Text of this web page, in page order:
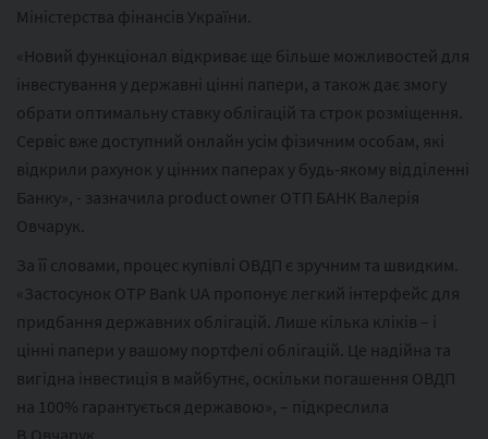
Міністерства фінансів України.
«Новий функціонал відкриває ще більше можливостей для
інвестування у державні цінні папери, а також дає змогу
обрати оптимальну ставку облігацій та строк розміщення.
Сервіс вже доступний онлайн усім фізичним особам, які
відкрили рахунок у цінних паперах у будь-якому відділенні
Банку», - зазначила product owner ОТП БАНК Валерія
Овчарук.
За її словами, процес купівлі ОВДП є зручним та швидким.
«Застосунок OTP Bank UA пропонує легкий інтерфейс для
придбання державних облігацій. Лише кілька кліків – і
цінні папери у вашому портфелі облігацій. Це надійна та
вигідна інвестиція в майбутнє, оскільки погашення ОВДП
на 100% гарантується державою», – підкреслила
В.Овчарук.